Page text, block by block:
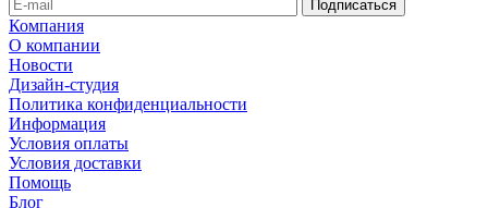
Компания
О компании
Новости
Дизайн-студия
Политика конфиденциальности
Информация
Условия оплаты
Условия доставки
Помощь
Блог